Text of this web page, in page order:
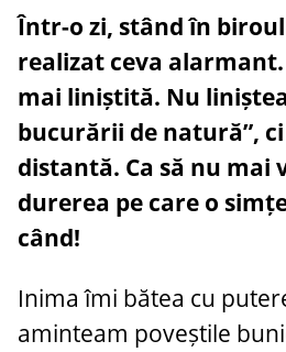
Într-o zi, stând în
realizat ceva
mai liniștită. Nu
bucurării de natură”,
distantă. Ca să nu mai
durerea pe care o
când!
Inima îmi bătea cu
aminteam poveștile